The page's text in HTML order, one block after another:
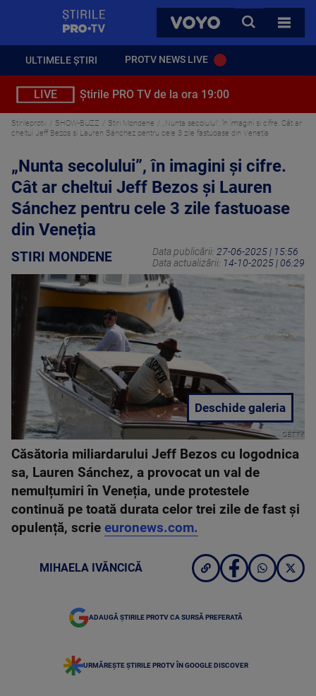
VOYO
CAUTA
TOATE
ULTIMELE ȘTIRI PROTV NEWS LIVE
LIVE Știrile PRO TV de la ora 19:00
Stirileprotv SHOW-BUZZ Stiri Mondene
„Nunta secolului”, în imagini și cifre. Cât ar
cheltui Jeff Bezos și Lauren Sánchez pentru cele 3 zile fastuoase din Veneția
„Nunta secolului”, în imagini și cifre.
Cât ar cheltui Jeff Bezos și Lauren
Sánchez pentru cele 3 zile fastuoase
din Veneția
STIRI MONDENE Data publicării: 27-06-2025 | 15:56
Data actualizării: 14-10-2025 | 06:29
GETTY
Deschide galeria
Căsătoria miliardarului Jeff Bezos cu logodnica
sa, Lauren Sánchez, a provocat un val de
nemulțumiri în Veneția, unde protestele
continuă pe toată durata celor trei zile de fast și
opulență, scrie euronews.com.
MIHAELA IVĂNCICĂ
ADAUGĂ ȘTIRILE PROTV CA SURSĂ PREFERATĂ
URMĂREȘTE ȘTIRILE PROTV ÎN GOOGLE DISCOVER